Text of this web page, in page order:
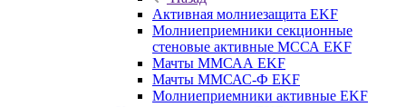
Активная молниезащита EKF
Молниеприемники секционные
стеновые активные МССА EKF
Мачты ММСАА EKF
Мачты ММСАС-Ф EKF
Молниеприемники активные EKF